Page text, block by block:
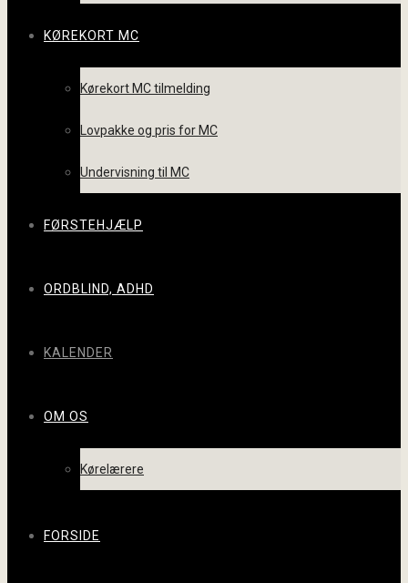
KØREKORT MC
Kørekort MC tilmelding
Lovpakke og pris for MC
Undervisning til MC
FØRSTEHJÆLP
ORDBLIND, ADHD
KALENDER
OM OS
Kørelærere
FORSIDE